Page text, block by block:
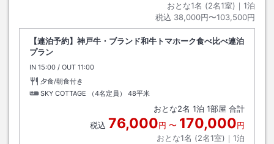
おとな1名 (2名1室)｜ 1泊
税込 38,000円〜103,500円
【連泊予約】神戸牛・ブランド和牛トマホーク食べ比べ連泊
プラン
IN チェックイン
15:00 / OUT チェックアウト
11:00
夕食/朝食付き
SKY COTTAGE （4名定員）
48平米
おとな2名 1泊 1部屋 合計
税込 76,000円 〜 170,000円
おとな1名 (2名1室)｜ 1泊